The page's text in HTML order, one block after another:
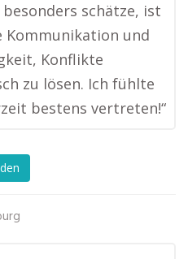
besonders schätze, ist
Kommunikation und
Konflikte
zu lösen. Ich fühlte
bestens vertreten!“